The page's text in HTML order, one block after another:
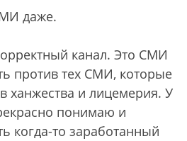
даже.
канал. Это СМИ
против тех СМИ, которые
ханжества и лицемерия. У
понимаю и
когда-то заработанный